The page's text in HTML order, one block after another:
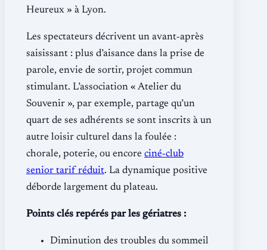
Heureux » à Lyon.
Les spectateurs décrivent un avant‐après
saisissant : plus d’aisance dans la prise de
parole, envie de sortir, projet commun
stimulant. L’association « Atelier du
Souvenir », par exemple, partage qu’un
quart de ses adhérents se sont inscrits à un
autre loisir culturel dans la foulée :
chorale, poterie, ou encore ciné‐club
senior tarif réduit. La dynamique positive
déborde largement du plateau.
Points clés repérés par les gériatres :
Diminution des troubles du sommeil